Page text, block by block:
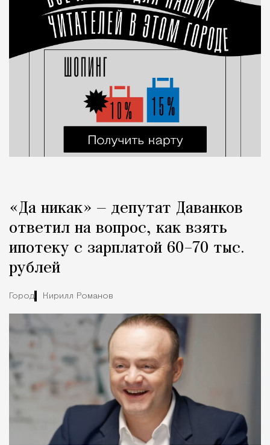
«Да никак» — депутат Даванков
ответил на вопрос, как взять
ипотеку с зарплатой 60–70 тыс.
рублей
Город Кирилл Романов